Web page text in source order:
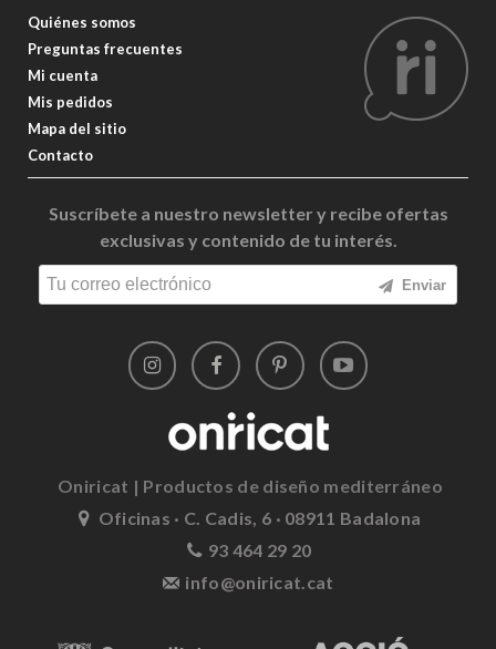
Quiénes somos
Preguntas frecuentes
Mi cuenta
Mis pedidos
Mapa del sitio
Contacto
Suscríbete a nuestro newsletter y recibe ofertas
exclusivas y contenido de tu interés.
Enviar
Oniricat | Productos de diseño mediterráneo
Oficinas · C. Cadis, 6 · 08911 Badalona
93 464 29 20
info@oniricat.cat